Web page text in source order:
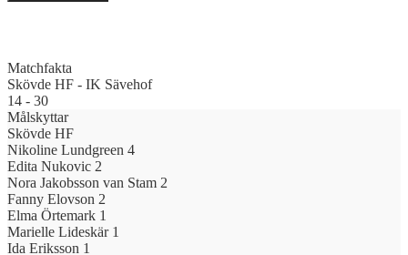
Matchfakta
Skövde HF - IK Sävehof
14 - 30
Målskyttar
Skövde HF
Nikoline Lundgreen 4
Edita Nukovic 2
Nora Jakobsson van Stam 2
Fanny Elovson 2
Elma Örtemark 1
Marielle Lideskär 1
Ida Eriksson 1